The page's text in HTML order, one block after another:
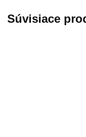
Súvisiace